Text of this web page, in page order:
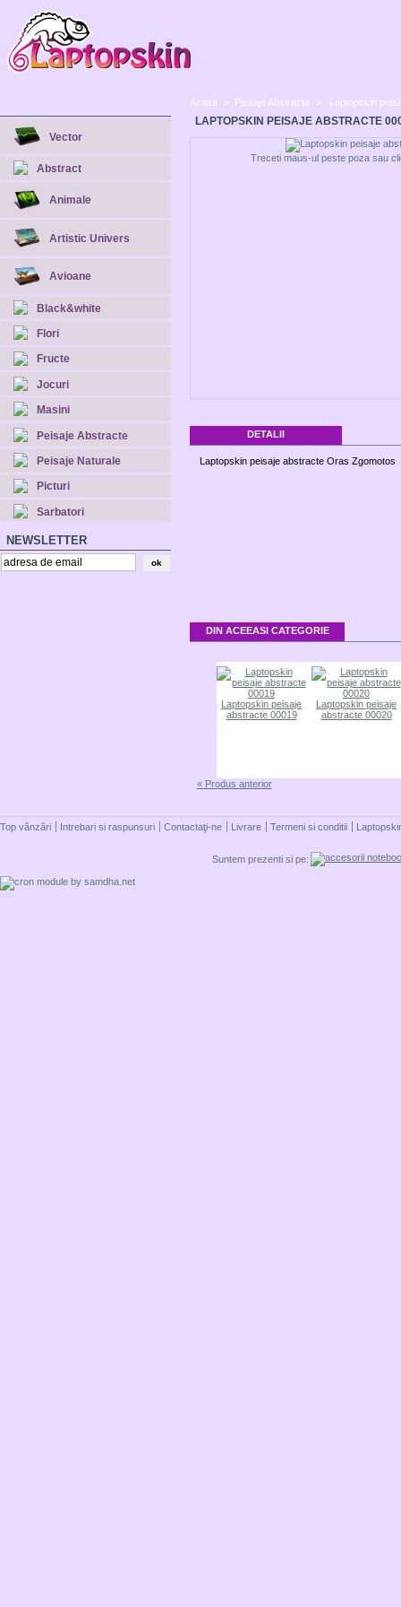
Vector
Abstract
Animale
Artistic Univers
Avioane
Black&white
Flori
Fructe
Jocuri
Masini
Peisaje Abstracte
Peisaje Naturale
Picturi
Sarbatori
NEWSLETTER
Acasă > Peisaje Abstracte > Laptopskin
LAPTOPSKIN PEISAJE ABSTRACTE
Treceti maus-ul peste poza sau
DETALII
Laptopskin peisaje abstracte Oras Zgomotos
DIN ACEEASI CATEGORIE
Laptopskin peisaje
abstracte 00019
Laptopskin peisaje
abstracte 00020
« Produs anterior
Top vânzări Intrebari si raspunsuri Contactaţi-ne Livrare Termeni si conditii
Suntem prezenti si pe: